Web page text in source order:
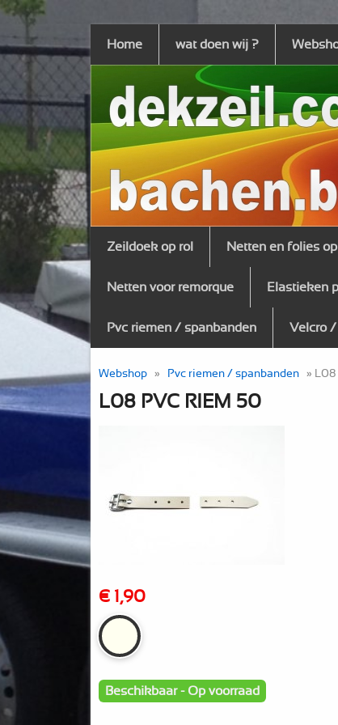
Home wat doen wij ?
Zeildoek op rol Netten en folies op
Netten voor remorque Elastieken
Pvc riemen / spanbanden Velcro
Webshop » Pvc riemen / spanbanden » L08
L08 PVC RIEM 50
€ 1,90
Beschikbaar - Op voorraad